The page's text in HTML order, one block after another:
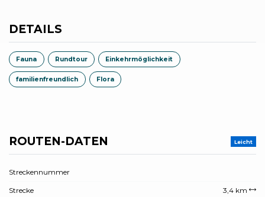
DETAILS
Fauna Rundtour Einkehrmöglichkeit
familienfreundlich Flora
ROUTEN-DATEN Leicht
Streckennummer
Strecke 3,4 km